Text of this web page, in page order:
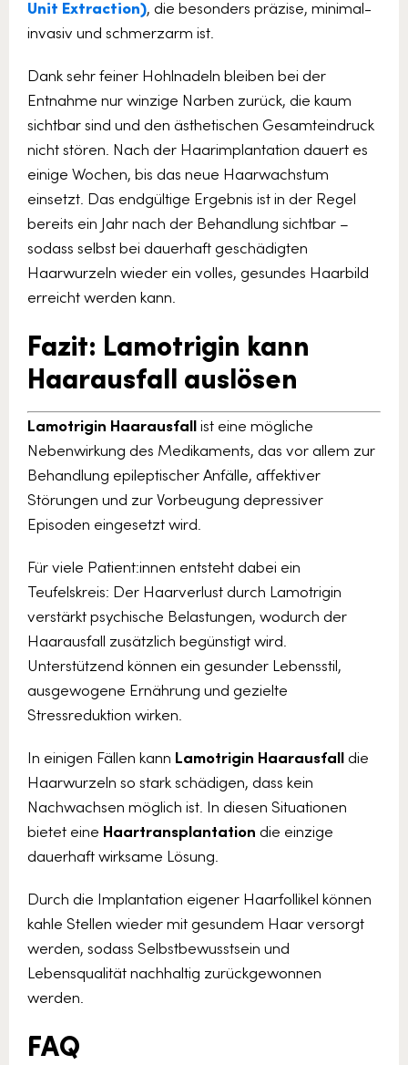
Unit Extraction), die besonders präzise, minimal-
invasiv und schmerzarm ist.
Dank sehr feiner Hohlnadeln bleiben bei der
Entnahme nur winzige Narben zurück, die kaum
sichtbar sind und den ästhetischen Gesamteindruck
nicht stören. Nach der Haarimplantation dauert es
einige Wochen, bis das neue Haarwachstum
einsetzt. Das endgültige Ergebnis ist in der Regel
bereits ein Jahr nach der Behandlung sichtbar –
sodass selbst bei dauerhaft geschädigten
Haarwurzeln wieder ein volles, gesundes Haarbild
erreicht werden kann.
Fazit: Lamotrigin kann
Haarausfall auslösen
Lamotrigin Haarausfallist eine mögliche
Nebenwirkung des Medikaments, das vor allem zur
Behandlung epileptischer Anfälle, affektiver
Störungen und zur Vorbeugung depressiver
Episoden eingesetzt wird.
Für viele Patient:innen entsteht dabei ein
Teufelskreis: Der Haarverlust durch Lamotrigin
verstärkt psychische Belastungen, wodurch der
Haarausfall zusätzlich begünstigt wird.
Unterstützend können ein gesunder Lebensstil,
ausgewogene Ernährung und gezielte
Stressreduktion wirken.
In einigen Fällen kann Lamotrigin Haarausfalldie
Haarwurzeln so stark schädigen, dass kein
Nachwachsen möglich ist. In diesen Situationen
bietet eine Haartransplantation die einzige
dauerhaft wirksame Lösung.
Durch die Implantation eigener Haarfollikel können
kahle Stellen wieder mit gesundem Haar versorgt
werden, sodass Selbstbewusstsein und
Lebensqualität nachhaltig zurückgewonnen
werden.
FAQ